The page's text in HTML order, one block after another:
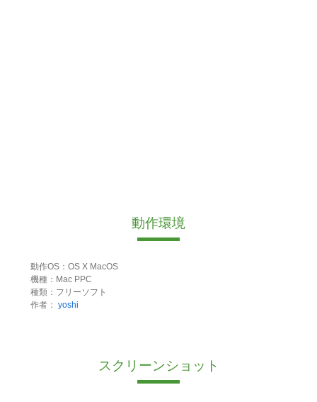
動作環境
動作OS：OS X MacOS
機種：Mac PPC
種類：フリーソフト
作者： yoshi
スクリーンショット